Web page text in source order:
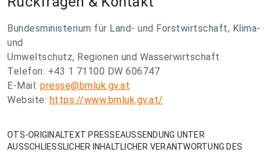
Bundesministerium für Land- und Forstwirtschaft, Klima-
und
Umweltschutz, Regionen und Wasserwirtschaft
Telefon: +43 1 71100 DW 606747
E-Mail: presse@bmluk.gv.at
Website: https://www.bmluk.gv.at/
OTS-ORIGINALTEXT PRESSEAUSSENDUNG UNTER
AUSSCHLIESSLICHER INHALTLICHER VERANTWORTUNG DES